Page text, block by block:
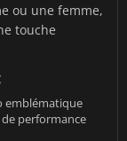
ou une femme,
touche
emblématique
performance